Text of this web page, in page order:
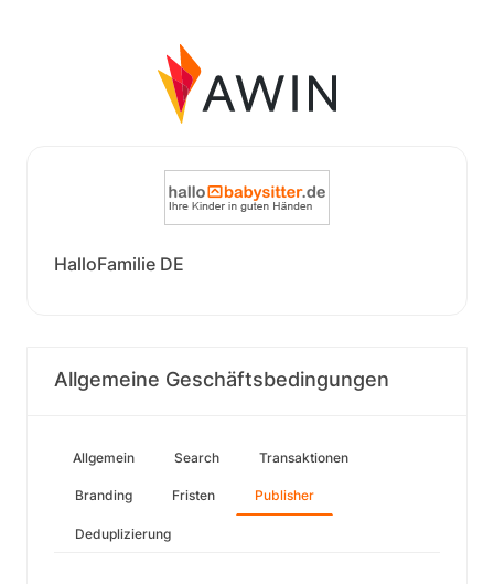
HalloFamilie DE
Allgemeine Geschäftsbedingungen
Allgemein Search Transaktionen
Branding Fristen Publisher
Deduplizierung